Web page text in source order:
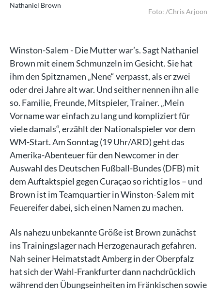
Nathaniel Brown
Foto: /Chris Arjoon
Winston-Salem - Die Mutter war’s. Sagt Nathaniel
Brown mit einem Schmunzeln im Gesicht. Sie hat
ihm den Spitznamen „Nene“ verpasst, als er zwei
oder drei Jahre alt war. Und seither nennen ihn alle
so. Familie, Freunde, Mitspieler, Trainer. „Mein
Vorname war einfach zu lang und kompliziert für
viele damals“, erzählt der Nationalspieler vor dem
WM-Start. Am Sonntag (19 Uhr/ARD) geht das
Amerika-Abenteuer für den Newcomer in der
Auswahl des Deutschen Fußball-Bundes (DFB) mit
dem Auftaktspiel gegen Curaçao so richtig los – und
Brown ist im Teamquartier in Winston-Salem mit
Feuereifer dabei, sich einen Namen zu machen.
Als nahezu unbekannte Größe ist Brown zunächst
ins Trainingslager nach Herzogenaurach gefahren.
Nah seiner Heimatstadt Amberg in der Oberpfalz
hat sich der Wahl-Frankfurter dann nachdrücklich
während den Übungseinheiten im Fränkischen sowie